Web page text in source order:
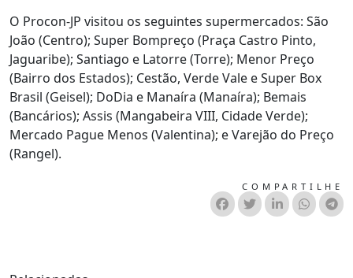
O Procon-JP visitou os seguintes supermercados: São
João (Centro); Super Bompreço (Praça Castro Pinto,
Jaguaribe); Santiago e Latorre (Torre); Menor Preço
(Bairro dos Estados); Cestão, Verde Vale e Super Box
Brasil (Geisel); DoDia e Manaíra (Manaíra); Bemais
(Bancários); Assis (Mangabeira VIII, Cidade Verde);
Mercado Pague Menos (Valentina); e Varejão do Preço
(Rangel).
COMPARTILHE